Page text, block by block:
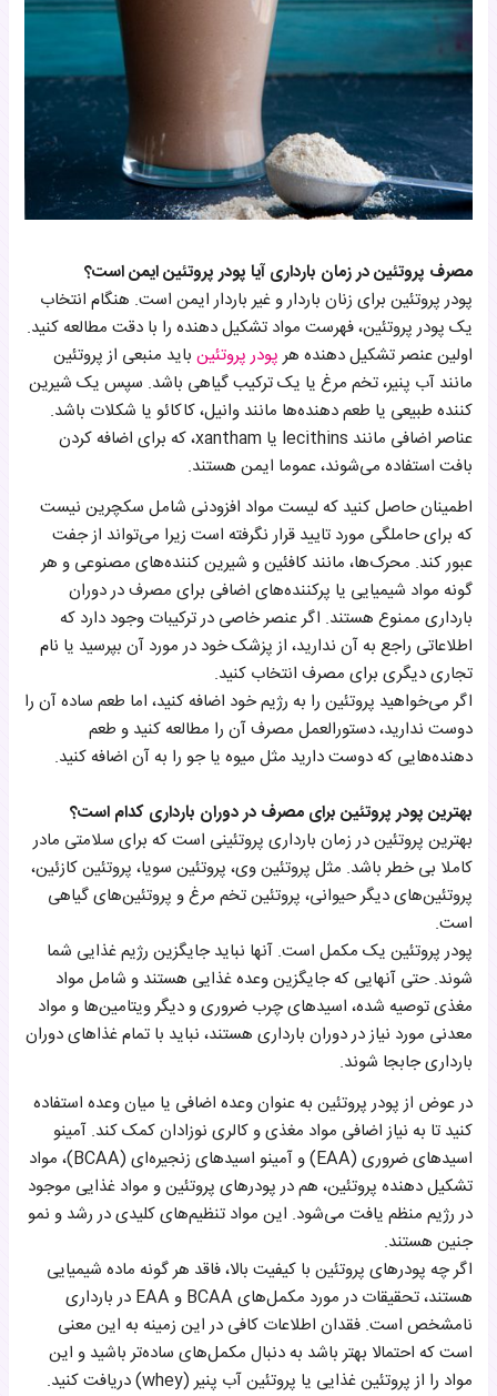
مصرف پروتئین در زمان بارداری آیا پودر پروتئین ایمن است؟
پودر پروتئین برای زنان باردار و غیر باردار ایمن است. هنگام انتخاب
یک پودر پروتئین، فهرست مواد تشکیل دهنده را با دقت مطالعه کنید.
اولین عنصر تشکیل دهنده هر پودر پروتئین باید منبعی از پروتئین
مانند آب پنیر، تخم مرغ یا یک ترکیب گیاهی باشد. سپس یک شیرین
کننده طبیعی یا طعم دهنده‌ها مانند وانیل، کاکائو یا شکلات باشد.
عناصر اضافی مانند lecithins یا xantham، که برای اضافه کردن
بافت استفاده می‌شوند، عموما ایمن هستند.
اطمینان حاصل کنید که لیست مواد افزودنی شامل سکچرین نیست
که برای حاملگی مورد تایید قرار نگرفته است زیرا می‌تواند از جفت
عبور کند. محرک‌ها، مانند کافئین و شیرین کننده‌های مصنوعی و هر
گونه مواد شیمیایی یا پرکننده‌های اضافی برای مصرف در دوران
بارداری ممنوع هستند. اگر عنصر خاصی در ترکیبات وجود دارد که
اطلاعاتی راجع به آن ندارید، از پزشک خود در مورد آن بپرسید یا نام
تجاری دیگری برای مصرف انتخاب کنید.
اگر می‌خواهید پروتئین را به رژیم خود اضافه کنید، اما طعم ساده آن را
دوست ندارید، دستورالعمل مصرف آن را مطالعه کنید و طعم
دهنده‌هایی که دوست دارید مثل میوه یا جو را به آن اضافه کنید.
بهترین پودر پروتئین برای مصرف در دوران بارداری کدام است؟
بهترین پروتئین در زمان بارداری پروتئینی است که برای سلامتی مادر
کاملا بی خطر باشد. مثل پروتئین وی، پروتئین سویا، پروتئین کازئین،
پروتئین‌های دیگر حیوانی، پروتئین تخم مرغ و پروتئین‌های گیاهی
است.
پودر پروتئین یک مکمل است. آنها نباید جایگزین رژیم غذایی شما
شوند. حتی آنهایی که جایگزین وعده غذایی هستند و شامل مواد
مغذی توصیه شده، اسیدهای چرب ضروری و دیگر ویتامین‌ها و مواد
معدنی مورد نیاز در دوران بارداری هستند، نباید با تمام غذاهای دوران
بارداری جابجا شوند.
در عوض از پودر پروتئین به عنوان وعده اضافی یا میان وعده استفاده
کنید تا به نیاز اضافی مواد مغذی و کالری نوزادان کمک کند. آمینو
اسیدهای ضروری (EAA) و آمینو اسیدهای زنجیره‌ای (BCAA)، مواد
تشکیل دهنده پروتئین، هم در پودرهای پروتئین و مواد غذایی موجود
در رژیم منظم یافت می‌شود. این مواد تنظیم‌های کلیدی در رشد و نمو
جنین هستند.
اگر چه پودرهای پروتئین با کیفیت بالا، فاقد هر گونه ماده شیمیایی
هستند، تحقیقات در مورد مکمل‌های BCAA و EAA در بارداری
نامشخص است. فقدان اطلاعات کافی در این زمینه به این معنی
است که احتمالا بهتر باشد به دنبال مکمل‌های ساده‌تر باشید و این
مواد را از پروتئین غذایی یا پروتئین آب پنیر (whey) دریافت کنید.